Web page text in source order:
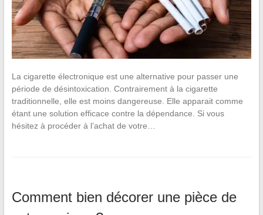
La cigarette électronique est une alternative pour passer une
période de désintoxication. Contrairement à la cigarette
traditionnelle, elle est moins dangereuse. Elle apparait comme
étant une solution efficace contre la dépendance. Si vous
hésitez à procéder à l’achat de votre…
Comment bien décorer une pièce de